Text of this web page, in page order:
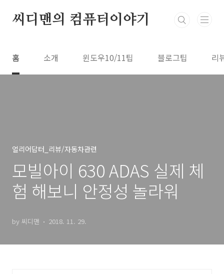
씨디맨의 컴퓨터이야기
홈 소개 윈도우10/11팁 블로그팁 리
얼리어답터_리뷰/자동차관련
모빌아이 630 ADAS 실제 체
험 해보니 안정성 놀라워
by 씨디맨 2018. 11. 29.